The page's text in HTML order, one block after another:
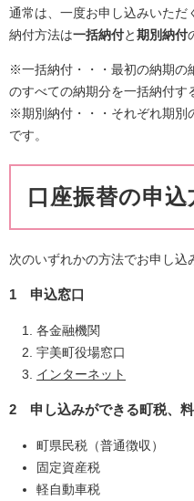
通常は、一度お申し込みいただ
納付方法は一括納付と期別納付
※一括納付・・・最初の納期の
のすべての納期分を一括納付す
※期別納付・・・それぞれ期別
です。
口座振替の申込
次のいずれかの方法でお申し込
1 申込窓口
各金融機関
宇美町役場窓口
インターネット
2 申し込みができる町税、
町県民税（普通徴収）
固定資産税
軽自動車税